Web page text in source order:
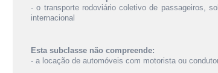
- o transporte rodoviário coletivo de passageiros,
internacional
Esta subclasse não compreende:
- a locação de automóveis com motorista ou